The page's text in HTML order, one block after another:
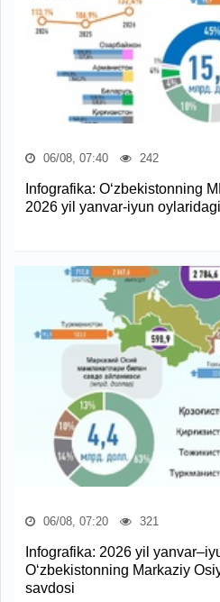
06/08, 07:40 242
Infografika: O‘zbekistonning
2026 yil yanvar-iyun
06/08, 07:20 321
Infografika: 2026 yil
O‘zbekistonning Markaziy
savdosi